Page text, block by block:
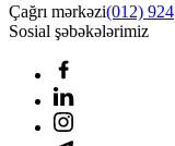
Çağrı mərkəzi(012) 924
Sosial şəbəkələrimiz